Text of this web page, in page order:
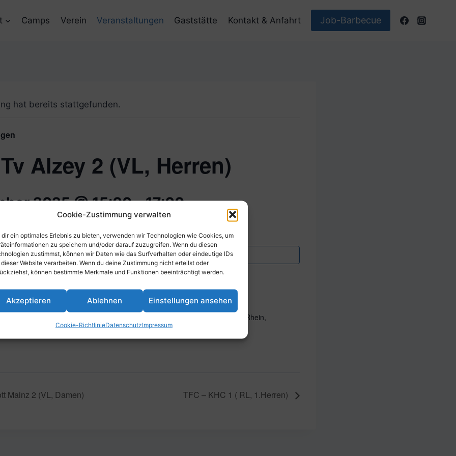
Cookie-Zustimmung verwalten
dir ein optimales Erlebnis zu bieten, verwenden wir Technologien wie Cookies, um
zu speichern und/oder darauf zuzugreifen. Wenn du diesen
zustimmst, können wir Daten wie das Surfverhalten oder eindeutige IDs
Website verarbeiten. Wenn du deine Zustimmung nicht erteilst oder
können bestimmte Merkmale und Funktionen beeinträchtigt werden.
Akzeptieren Ablehnen Einstellungen ansehen
Cookie-RichtlinieDatenschutzImpressum
Camps Verein Veranstaltungen Gaststätte Kontakt & Anfahrt Job-Barbecue
hat bereits stattgefunden.
Alzey 2 (VL, Herren)
2025 @ 15:00-17:00
VERANSTALTUNGSORT
Parkstraße 43, 67061 Ludwigshafen am Rhein,
Deutschland
Mainz 2 (VL, Damen) TFC – KHC 1 ( RL, 1.Herren)